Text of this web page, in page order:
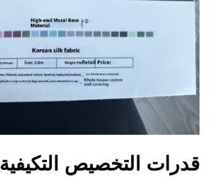
قدرات التخصيص التكيفية